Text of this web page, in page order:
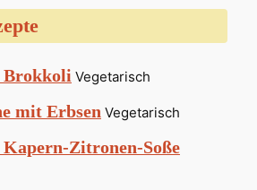
BrokkoliVegetarisch
mit ErbsenVegetarisch
Zitronen-Soße